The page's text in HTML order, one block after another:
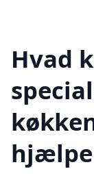
Hvad
hjælpe